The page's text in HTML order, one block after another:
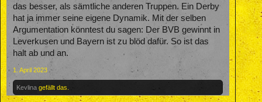
das besser, als sämtliche anderen Truppen. Ein Derby
hat ja immer seine eigene Dynamik. Mit der selben
Argumentation könntest du sagen: Der BVB gewinnt in
Leverkusen und Bayern ist zu blöd dafür. So ist das
halt ab und an.
1. April 2023
Kevlina gefällt das.